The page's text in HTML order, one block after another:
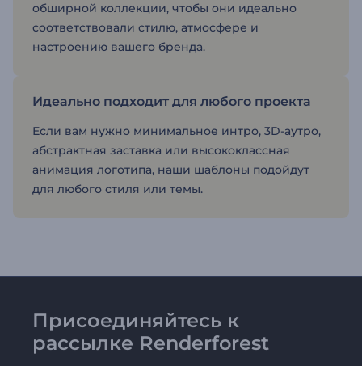
обширной коллекции, чтобы они идеально
соответствовали стилю, атмосфере и
настроению вашего бренда.
Идеально подходит для любого проекта
Если вам нужно минимальное интро, 3D-аутро,
абстрактная заставка или высококлассная
анимация логотипа, наши шаблоны подойдут
для любого стиля или темы.
Присоединяйтесь к
рассылке Renderforest